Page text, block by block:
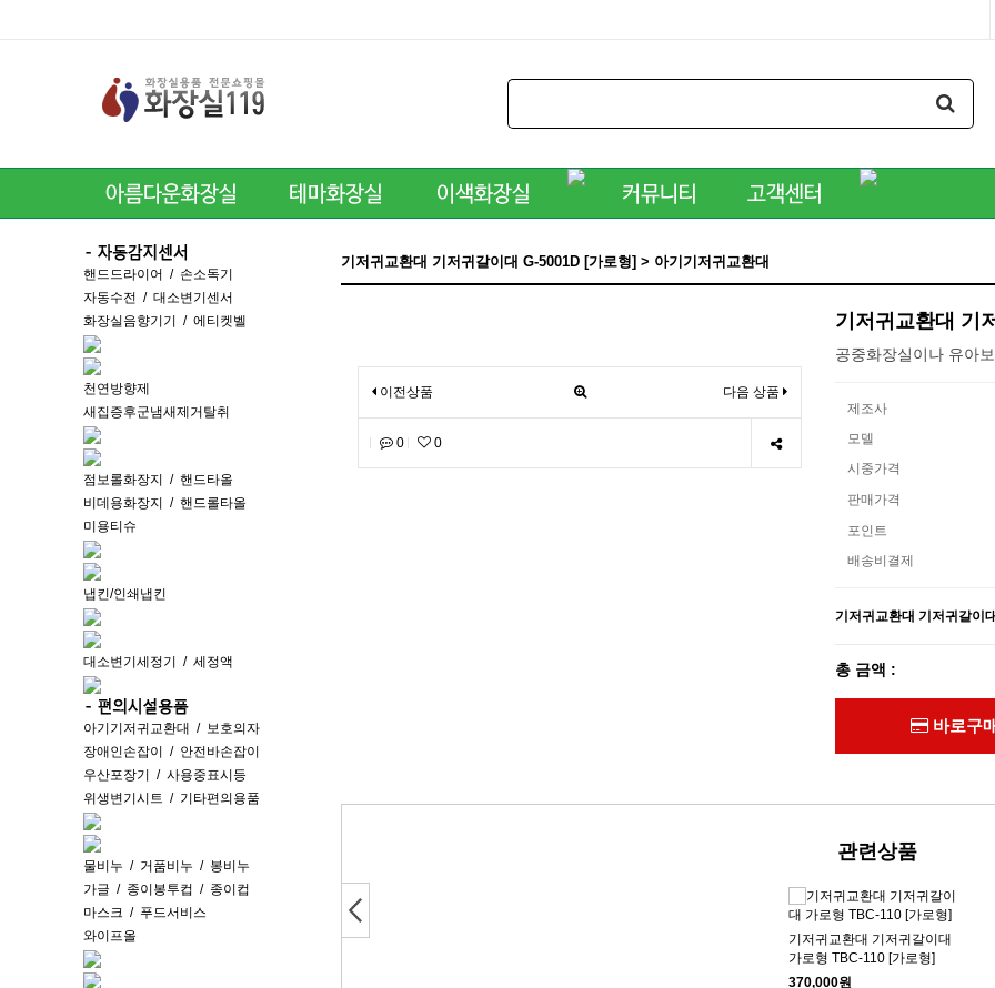
핸드드라이어 / 손소독기
자동수전 / 대소변기센서
화장실음향기기
/ 에티켓벨
천연방향제
새집증후군냄새제거탈취
점보롤화장지 / 핸드타올
비데용화장지
/ 핸드롤타올
미용티슈
냅킨/인쇄냅킨
대소변기세정기 / 세정액
아기기저귀교환대 / 보호의자
장애인손잡이
/ 안전바손잡이
우산포장기
/ 사용중표시등
위생변기시트 / 기타편의용품
물비누 / 거품비누 / 봉비누
가글 / 종이봉투컵 / 종이컵
마스크 / 푸드서비스
와이프올
기저귀교환대 기저귀갈이대 G-5001D [가로형] > 아기기저귀교환대
이전상품 다음 상품
0 0
기저귀교환대 기
공중화장실이나 유아
제조사
모델
시중가격
판매가격
포인트
배송비결제
기저귀교환대 기저귀갈이
총 금액 :
바로구
관련상품
기저귀교환대 기저귀갈이대
가로형 TBC-110 [가로형]
370,000원